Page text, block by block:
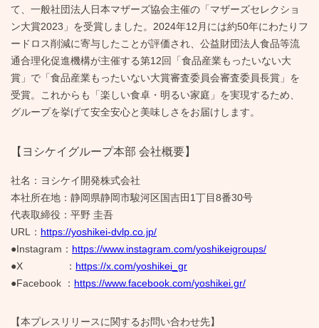
て、一般社団法人日本マザーズ協会主催の「マザーズセレクショ
ン大賞2023」を受賞しました。2024年12月には約50年にわたりフ
ードロス削減に寄与したことが評価され、公益財団法人食品等流
通合理化促進機構が主催する第12回「食品産業もったいない大
賞」で「食品産業もったいない大賞審査委員会審査委員長賞」を
受賞。これからも「楽しい食卓・明るい家庭」を実現するため、
グループを挙げて安全安心と美味しさをお届けします。
【ヨシケイグループ本部 会社概要】
社名：ヨシケイ開発株式会社
本社所在地：静岡県静岡市駿河区国吉田1丁目8番30号
代表取締役：平野 圭吾
URL： https://yoshikei-dvlp.co.jp/
●Instagram： https://www.instagram.com/yoshikeigroups/
●X ： https://x.com/yoshikei_gr
●Facebook ： https://www.facebook.com/yoshikei.gr/
【本プレスリリースに関するお問い合わせ先】